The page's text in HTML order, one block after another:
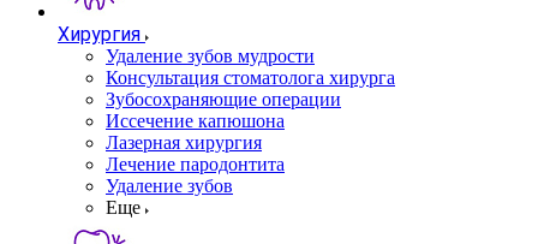
Хирургия
Удаление зубов мудрости
Консультация стоматолога хирурга
Зубосохраняющие операции
Иссечение капюшона
Лазерная хирургия
Лечение пародонтита
Удаление зубов
Еще